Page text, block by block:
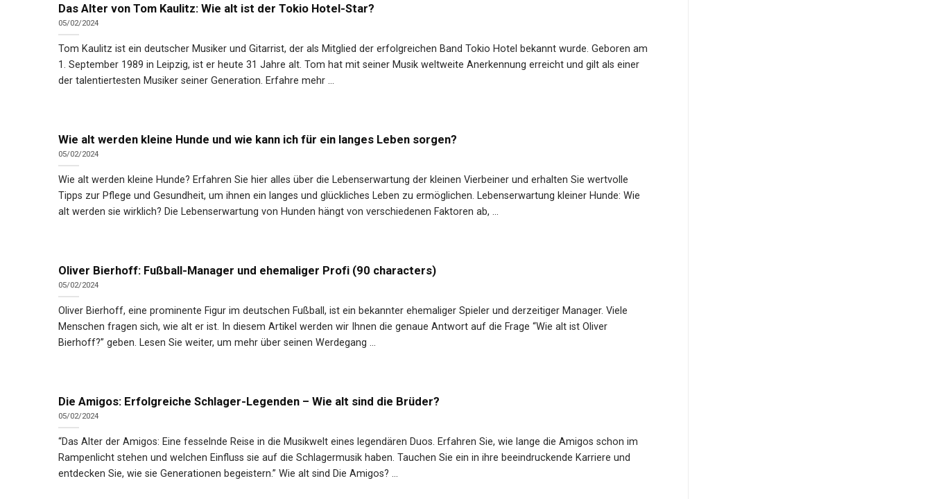
Das Alter von Tom Kaulitz: Wie alt ist der Tokio Hotel-Star?
05/02/2024
Tom Kaulitz ist ein deutscher Musiker und Gitarrist, der als Mitglied der erfolgreichen Band Tokio Hotel bekannt wurde. Geboren am
1. September 1989 in Leipzig, ist er heute 31 Jahre alt. Tom hat mit seiner Musik weltweite Anerkennung erreicht und gilt als einer
der talentiertesten Musiker seiner Generation. Erfahre mehr ...
Wie alt werden kleine Hunde und wie kann ich für ein langes Leben sorgen?
05/02/2024
Wie alt werden kleine Hunde? Erfahren Sie hier alles über die Lebenserwartung der kleinen Vierbeiner und erhalten Sie wertvolle
Tipps zur Pflege und Gesundheit, um ihnen ein langes und glückliches Leben zu ermöglichen. Lebenserwartung kleiner Hunde: Wie
alt werden sie wirklich? Die Lebenserwartung von Hunden hängt von verschiedenen Faktoren ab, ...
Oliver Bierhoff: Fußball-Manager und ehemaliger Profi (90 characters)
05/02/2024
Oliver Bierhoff, eine prominente Figur im deutschen Fußball, ist ein bekannter ehemaliger Spieler und derzeitiger Manager. Viele
Menschen fragen sich, wie alt er ist. In diesem Artikel werden wir Ihnen die genaue Antwort auf die Frage “Wie alt ist Oliver
Bierhoff?” geben. Lesen Sie weiter, um mehr über seinen Werdegang ...
Die Amigos: Erfolgreiche Schlager-Legenden – Wie alt sind die Brüder?
05/02/2024
“Das Alter der Amigos: Eine fesselnde Reise in die Musikwelt eines legendären Duos. Erfahren Sie, wie lange die Amigos schon im
Rampenlicht stehen und welchen Einfluss sie auf die Schlagermusik haben. Tauchen Sie ein in ihre beeindruckende Karriere und
entdecken Sie, wie sie Generationen begeistern.” Wie alt sind Die Amigos? ...